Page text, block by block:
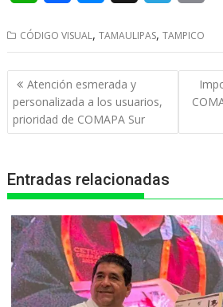
a
t
s
A
p
c
e
b
o
k
s
s
e
n
e
l
e
n
t
CÓDIGO VISUAL,TAMAULIPAS,TAMPICO
Navegación
de
entradas
Atención esmerada y
personalizada a los usuarios,
prioridad de COMAPA Sur
Entradas relacionadas